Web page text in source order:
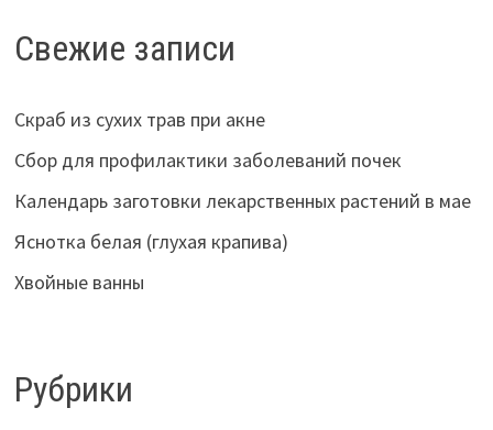
Свежие записи
Скраб из сухих трав при акне
Сбор для профилактики заболеваний почек
Календарь заготовки лекарственных растений в мае
Яснотка белая (глухая крапива)
Хвойные ванны
Рубрики